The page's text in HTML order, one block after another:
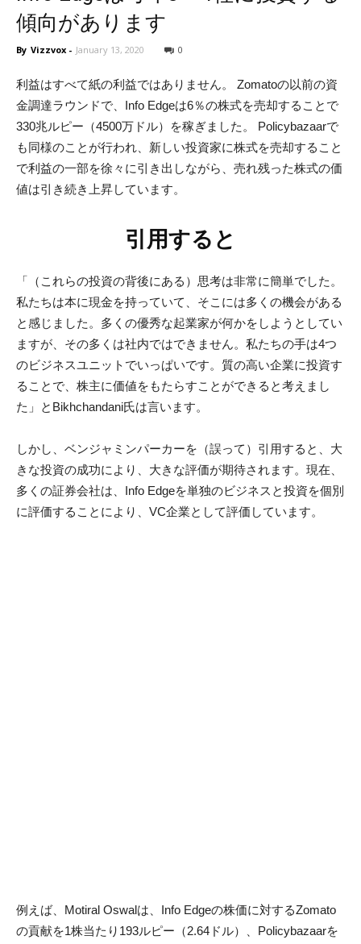
傾向があります
By Vizzvox - January 13, 2020 0
利益はすべて紙の利益ではありません。 Zomatoの以前の資
金調達ラウンドで、Info Edgeは6％の株式を売却することで
330兆ルピー（4500万ドル）を稼ぎました。 Policybazaarで
も同様のことが行われ、新しい投資家に株式を売却すること
で利益の一部を徐々に引き出しながら、売れ残った株式の価
値は引き続き上昇しています。
引用すると
「（これらの投資の背後にある）思考は非常に簡単でした。
私たちは本に現金を持っていて、そこには多くの機会がある
と感じました。多くの優秀な起業家が何かをしようとしてい
ますが、その多くは社内ではできません。私たちの手は4つ
のビジネスユニットでいっぱいです。質の高い企業に投資す
ることで、株主に価値をもたらすことができると考えまし
た」とBikhchandani氏は言います。
しかし、ベンジャミンパーカーを（誤って）引用すると、大
きな投資の成功により、大きな評価が期待されます。現在、
多くの証券会社は、Info Edgeを単独のビジネスと投資を個別
に評価することにより、VC企業として評価しています。
例えば、Motiral Oswalは、Info Edgeの株価に対するZomato
の貢献を1株当たり193ルピー（2.64ドル）、Policybazaarを